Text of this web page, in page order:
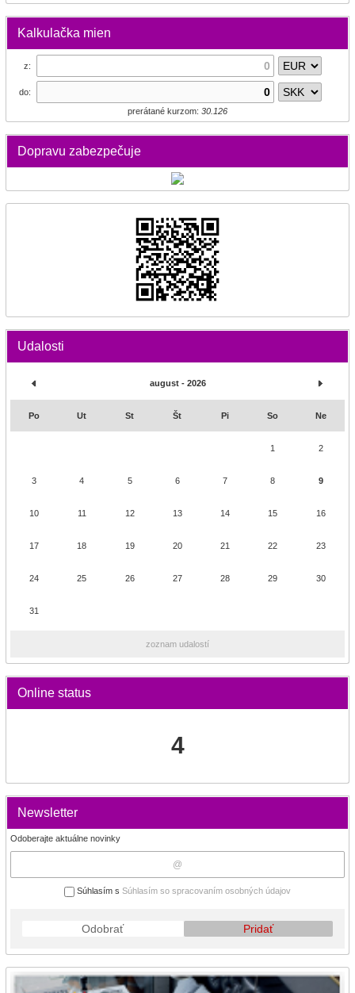
Kalkulačka mien
z:
do:
prerátané kurzom: 30.126
Dopravu zabezpečuje
Udalosti
august - 2026
Po Ut St Št Pi So Ne
1 2
3 4 5 6 7 8 9
10 11 12 13 14 15 16
17 18 19 20 21 22 23
24 25 26 27 28 29 30
31
zoznam udalostí
Online status
4
Newsletter
Odoberajte aktuálne novinky
Súhlasím s Súhlasím so spracovaním osobných údajov
Odobrať Pridať